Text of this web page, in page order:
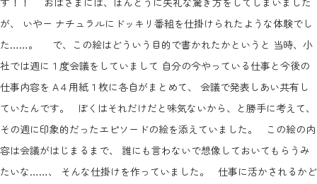
が、 いやー ナチュラルにドッキリ番組を仕掛けられたような体験でし
た……。 で、この絵はどういう目的で書かれたかというと 当時、小
社では週に１度会議をしていまして 自分の今やっている仕事と今後の
仕事内容を A４用紙１枚に各自がまとめて、 会議で発表しあい共有し
ていたんです。 ぼくはそれだけだと味気ないから、と勝手に考えて、
その週に印象的だったエピソードの絵を添えていました。 この絵の内
容は会議がはじまるまで、 誰にも言わないで想像しておいてもらうみ
たいな……、 そんな仕掛けを作っていました。 仕事に活かされるかど